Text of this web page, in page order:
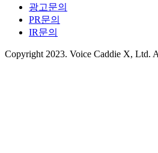
광고문의
PR문의
IR문의
Copyright 2023. Voice Caddie X, Ltd.